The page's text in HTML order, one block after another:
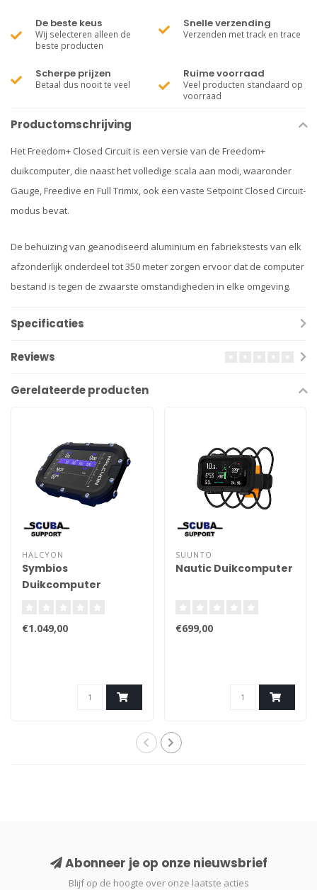
De beste keus
Wij selecteren alleen de
beste producten
Snelle verzending
Verzenden met track en trace
Scherpe prijzen
Betaal dus nooit te veel
Ruime voorraad
Veel producten standaard op
voorraad
Productomschrijving
Het Freedom+ Closed Circuit is een versie van de Freedom+
duikcomputer, die naast het volledige scala aan modi, waaronder
Gauge, Freedive en Full Trimix, ook een vaste Setpoint Closed Circuit-
modus bevat.
De behuizing van geanodiseerd aluminium en fabriekstests van elk
afzonderlijk onderdeel tot 350 meter zorgen ervoor dat de computer
bestand is tegen de zwaarste omstandigheden in elke omgeving.
Specificaties
Reviews
Gerelateerde producten
HALCYON
Symbios
Duikcomputer
€1.049,00
SUUNTO
Nautic Duikcomputer
€699,00
Abonneer je op onze nieuwsbrief
Blijf op de hoogte over onze laatste acties